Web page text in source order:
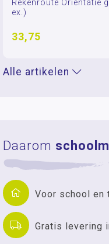
Rekenroute Oriëntatie
ex.)
33,75
Alle artikelen
Daarom
Voor school en
Gratis levering